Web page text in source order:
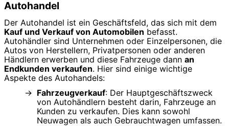
Autohandel
Der Autohandel ist ein Geschäftsfeld, das sich mit dem
Kauf und Verkauf von Automobilen befasst.
Autohändler sind Unternehmen oder Einzelpersonen, die
Autos von Herstellern, Privatpersonen oder anderen
Händlern erwerben und diese Fahrzeuge dann an
Endkunden verkaufen. Hier sind einige wichtige
Aspekte des Autohandels:
Fahrzeugverkauf: Der Hauptgeschäftszweck
von Autohändlern besteht darin, Fahrzeuge an
Kunden zu verkaufen. Dies kann sowohl
Neuwagen als auch Gebrauchtwagen umfassen.